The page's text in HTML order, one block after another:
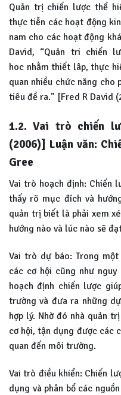
Quản trị chiến lược thể
thực tiễn các hoạt động
nam cho các hoạt động
David, “Quản tri chiến
hoc nhằm thiết lâp, thực
quan nhiều chức năng
tiêu đề ra.” [Fred R David
1.2. Vai trò chiến
(2006)] Luận văn:
Gree
Vai trò hoạch định: Chiến
thấy rõ mục đích và
quản trị biết là phải xem
hướng nào và lúc nào sẽ
Vai trò dự báo: Trong
các cơ hội cũng như
hoạch định chiến lược
trường và đưa ra những
hợp lý. Nhờ đó nhà quản
cơ hội, tận dụng được các
quan đến môi trường.
Vai trò điều khiển: Chiến
dụng và phân bổ các